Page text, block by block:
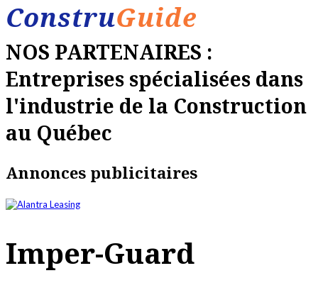
ConstruGuide
NOS PARTENAIRES :
Entreprises spécialisées dans
l'industrie de la Construction
au Québec
Annonces publicitaires
Imper-Guard